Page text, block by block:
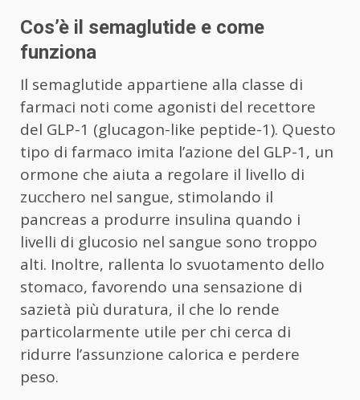
Cos’è il semaglutide e come
funziona
Il semaglutide appartiene alla classe di
farmaci noti come agonisti del recettore
del GLP-1 (glucagon-like peptide-1). Questo
tipo di farmaco imita l’azione del GLP-1, un
ormone che aiuta a regolare il livello di
zucchero nel sangue, stimolando il
pancreas a produrre insulina quando i
livelli di glucosio nel sangue sono troppo
alti. Inoltre, rallenta lo svuotamento dello
stomaco, favorendo una sensazione di
sazietà più duratura, il che lo rende
particolarmente utile per chi cerca di
ridurre l’assunzione calorica e perdere
peso.